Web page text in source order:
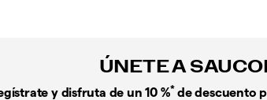
ÚNETE A
y disfruta de un 10 %* de descuento